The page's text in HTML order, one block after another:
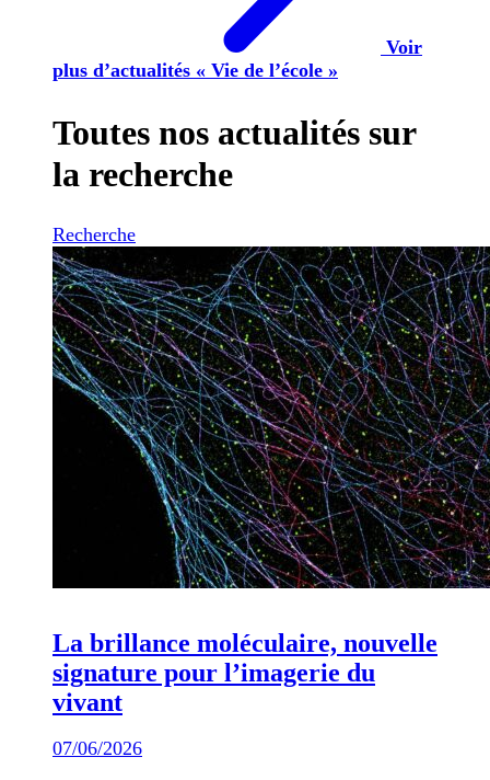
Voir
plus d’actualités « Vie de l’école »
Toutes nos actualités sur
la recherche
Recherche
La brillance moléculaire, nouvelle
signature pour l’imagerie du
vivant
07/06/2026